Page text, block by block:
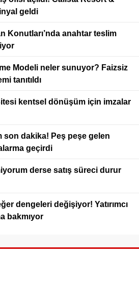
geldi
Konutları’nda anahtar teslim
Modeli neler sunuyor? Faizsiz
tanıtıldı
kentsel dönüşüm için imzalar
son dakika! Peş peşe gelen
geçirdi
derse satış süreci durur
dengeleri değişiyor! Yatırımcı
bakmıyor